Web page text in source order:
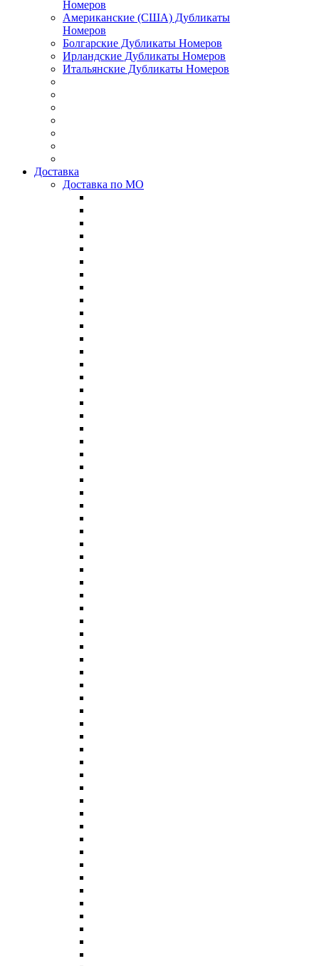
Номеров
Американские (США) Дубликаты
Номеров
Болгарские Дубликаты Номеров
Ирландские Дубликаты Номеров
Итальянские Дубликаты Номеров
Доставка
Доставка по МО